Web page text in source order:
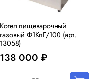
Котел пищеварочный
газовый Ф1КпГ/100 (арт.
13058)
138 000 ₽